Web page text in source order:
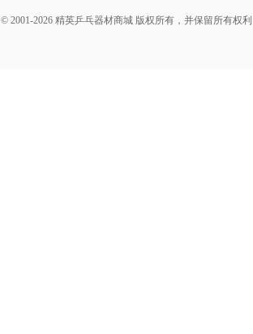
© 2001-2026 精英乒乓器材商城 版权所有，并保留所有权